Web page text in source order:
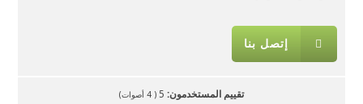
إتصل بنا
تقييم المستخدمون: 5
(
4 أصوات)